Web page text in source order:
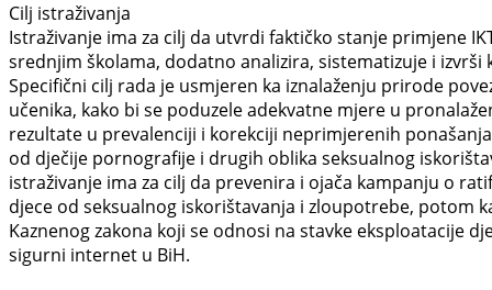
Cilj istraživanja
Istraživanje ima za cilj da utvrdi faktičko stanje primjene
srednjim školama, dodatno analizira, sistematizuje i
Specifični cilj rada je usmjeren ka iznalaženju prirode
učenika, kako bi se poduzele adekvatne mjere u
rezultate u prevalenciji i korekciji neprimjerenih
od dječije pornografije i drugih oblika seksualnog
istraživanje ima za cilj da prevenira i ojača kampanju o
djece od seksualnog iskorištavanja i zloupotrebe, potom
Kaznenog zakona koji se odnosi na stavke eksploatacije
sigurni internet u BiH.